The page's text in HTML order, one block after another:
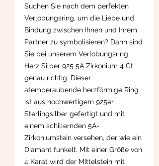
Suchen Sie nach dem perfekten
Verlobungsring, um die Liebe und
Bindung zwischen Ihnen und Ihrem
Partner zu symbolisieren? Dann sind
Sie bei unserem Verlobungsring
Herz Silber 925 5A Zirkonium 4 Ct
genau richtig. Dieser
atemberaubende herzförmige Ring
ist aus hochwertigem 925er
Sterlingsilber gefertigt und mit
einem schillernden 5A-
Zirkoniumstein versehen, der wie ein
Diamant funkelt. Mit einer Größe von
4 Karat wird der Mittelstein mit